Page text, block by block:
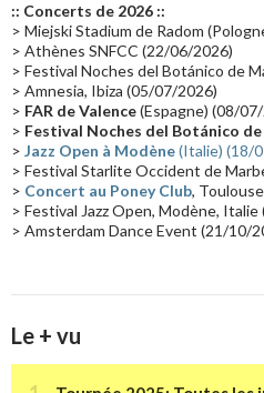
Passages radio Vidéo Jarrecast
Les concerts en Chine(16) Cinéma
Synthé Roland(15) Belgique(15)
(14) Astronomie (14)
Tournée 2025(14) 2024(14)
:: Concerts de 2026 ::
> Miejski Stadium de Radom
> Athènes SNFCC (22/06/2026)
> Festival Noches del Botánico de
> Amnesia, Ibiza (05/07/2026)
> FAR de Valence(Espagne) (08/
> Festival Noches del Botánico
> Jazz Open à Modène(Italie) (18/
> Festival Starlite Occident de
> Concert au Poney Club,
> Festival Jazz Open, Modène,
> Amsterdam Dance Event (21/10/
Le + vu